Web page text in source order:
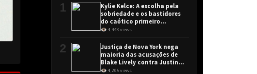
1
Kylie Kelce: A escolha pela
sobriedade e os bastidores
do caótico primeiro
encontro
👁 4,443 views
2
Justiça de Nova York nega
maioria das acusações de
Blake Lively contra Justin
Baldoni
👁 4,205 views